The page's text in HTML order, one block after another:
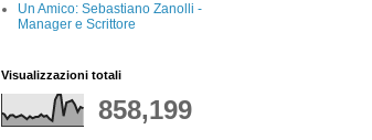
Un Amico: Sebastiano Zanolli -
Manager e Scrittore
Visualizzazioni totali
858,199